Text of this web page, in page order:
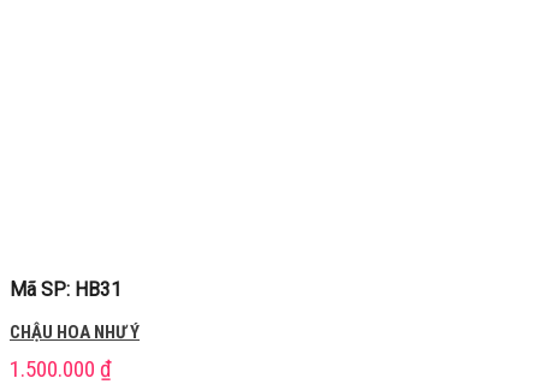
Mã SP: HB31
CHẬU HOA NHƯ Ý
1.500.000 ₫